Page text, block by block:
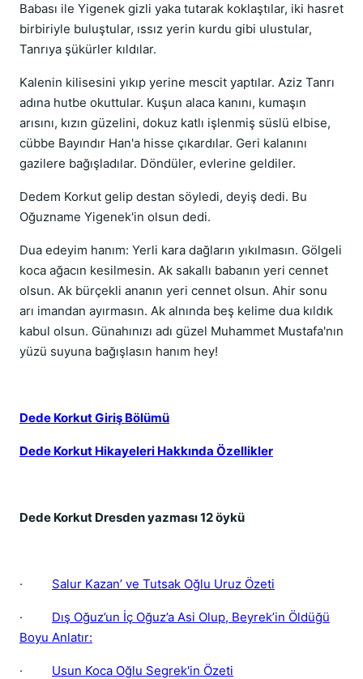
Babası ile Yigenek gizli yaka tutarak koklaştılar, iki hasret
birbiriyle buluştular, ıssız yerin kurdu gibi ulustular,
Tanrıya şükürler kıldılar.
Kalenin kilisesini yıkıp yerine mescit yaptılar. Aziz Tanrı
adına hutbe okuttular. Kuşun alaca kanını, kumaşın
arısını, kızın güzelini, dokuz katlı işlenmiş süslü elbise,
cübbe Bayındır Han'a hisse çıkardılar. Geri kalanını
gazilere bağışladılar. Döndüler, evlerine geldiler.
Dedem Korkut gelip destan söyledi, deyiş dedi. Bu
Oğuzname Yigenek'in olsun dedi.
Dua edeyim hanım: Yerli kara dağların yıkılmasın. Gölgeli
koca ağacın kesilmesin. Ak sakallı babanın yeri cennet
olsun. Ak bürçekli ananın yeri cennet olsun. Ahir sonu
arı imandan ayırmasın. Ak alnında beş kelime dua kıldık
kabul olsun. Günahınızı adı güzel Muhammet Mustafa'nın
yüzü suyuna bağışlasın hanım hey!
Dede Korkut Giriş Bölümü
Dede Korkut Hikayeleri Hakkında Özellikler
Dede Korkut Dresden yazması 12 öykü
· Salur Kazan’ ve Tutsak Oğlu Uruz Özeti
· Dış Oğuz’un İç Oğuz’a Asi Olup, Beyrek’in Öldüğü
Boyu Anlatır:
· Usun Koca Oğlu Segrek'in Özeti